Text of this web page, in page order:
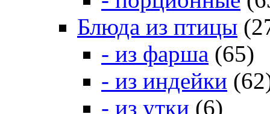
Блюда из птицы
- из фарша (65)
- из индейки
- из утки (6)